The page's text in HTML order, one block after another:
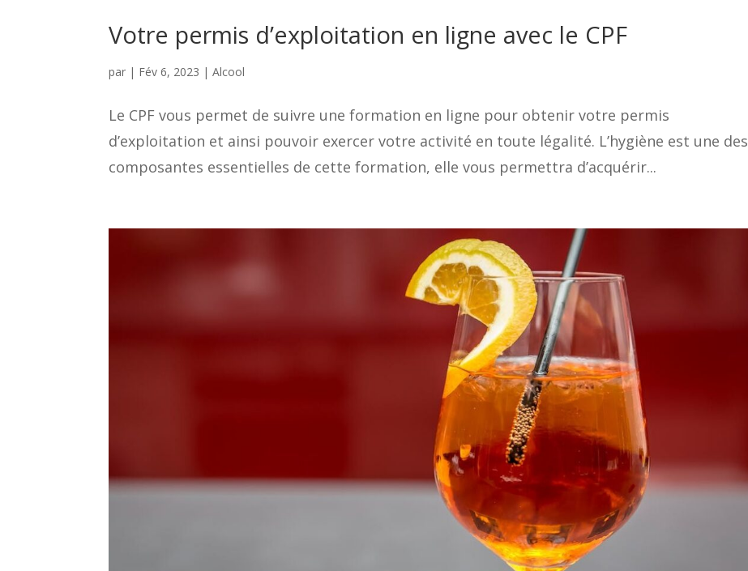
Votre permis d’exploitation en ligne avec le CPF
par | Fév 6, 2023 |Alcool
Le CPF vous permet de suivre une formation en ligne pour obtenir votre permis
d’exploitation et ainsi pouvoir exercer votre activité en toute légalité. L’hygiène est une des
composantes essentielles de cette formation, elle vous permettra d’acquérir...